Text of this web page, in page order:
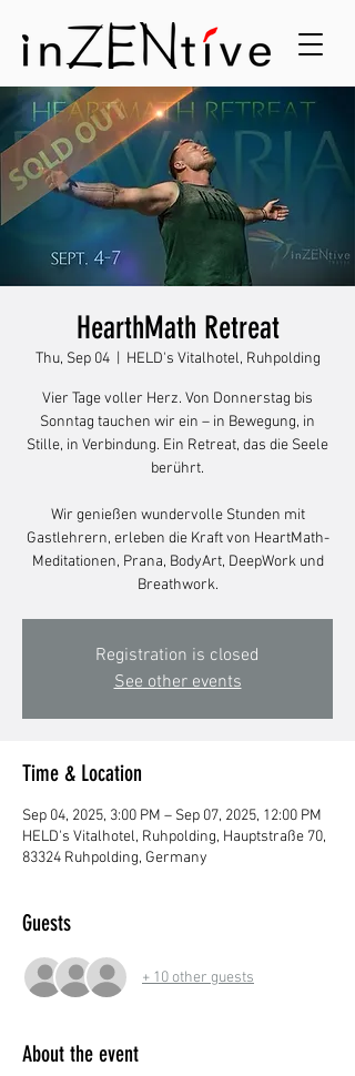
HearthMath Retreat
Thu, Sep 04
  |
HELD's Vitalhotel, Ruhpolding
Vier Tage voller Herz. Von Donnerstag bis
Sonntag tauchen wir ein – in Bewegung, in
Stille, in Verbindung. Ein Retreat, das die Seele
berührt.
Wir genießen wundervolle Stunden mit
Gastlehrern, erleben die Kraft von HeartMath-
Meditationen, Prana, BodyArt, DeepWork und
Breathwork.
Registration is closed
See other events
Time & Location
Sep 04, 2025, 3:00 PM – Sep 07, 2025, 12:00 PM
HELD's Vitalhotel, Ruhpolding, Hauptstraße 70,
83324 Ruhpolding, Germany
Guests
+ 10 other guests
About the event